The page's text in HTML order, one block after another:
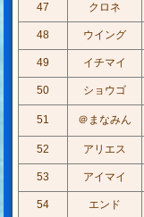
47 クロネ
48 ウイング
49 イチマイ
50 ショウゴ
51 ＠まなみん
52
アリエス
53 アイマイ
54 エンド